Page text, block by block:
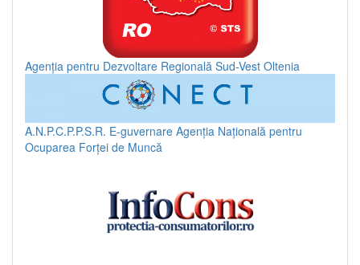
Agenția pentru Dezvoltare Regională Sud-Vest Oltenia
A.N.P.C.P.P.S.R. E-guvernare Agenția Națională pentru
Ocuparea Forței de Muncă